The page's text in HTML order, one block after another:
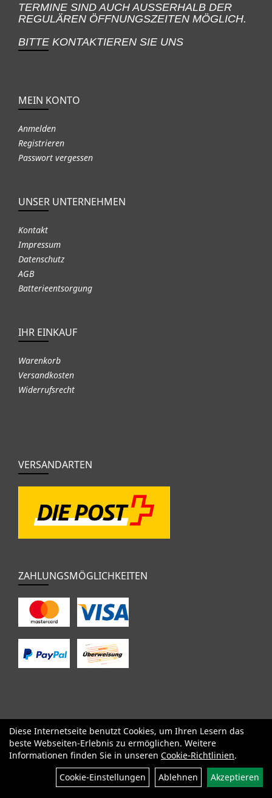
TERMINE SIND AUCH AUSSERHALB DER
REGULÄREN ÖFFNUNGSZEITEN MÖGLICH.
BITTE KONTAKTIEREN SIE UNS
MEIN KONTO
Anmelden
Registrieren
Passwort vergessen
UNSER UNTERNEHMEN
Kontakt
Impressum
Datenschutz
AGB
Batterieentsorgung
IHR EINKAUF
Warenkorb
Versandkosten
Widerrufsrecht
VERSANDARTEN
ZAHLUNGSMÖGLICHKEITEN
SALE Specialized Factor Cervélo BMC Orbea
Yeti
Pinarello
OPEN Kids / BMX Komponenten
Bekleidung
Zubehör
Sale
Diese Internetseite benutzt Cookies, um Ihren Lesern das
beste Webseiten-Erlebnis zu ermöglichen. Weitere
Informationen finden Sie in unseren Cookie-Richtlinien.
Cookie-Einstellungen
Ablehnen Akzeptieren